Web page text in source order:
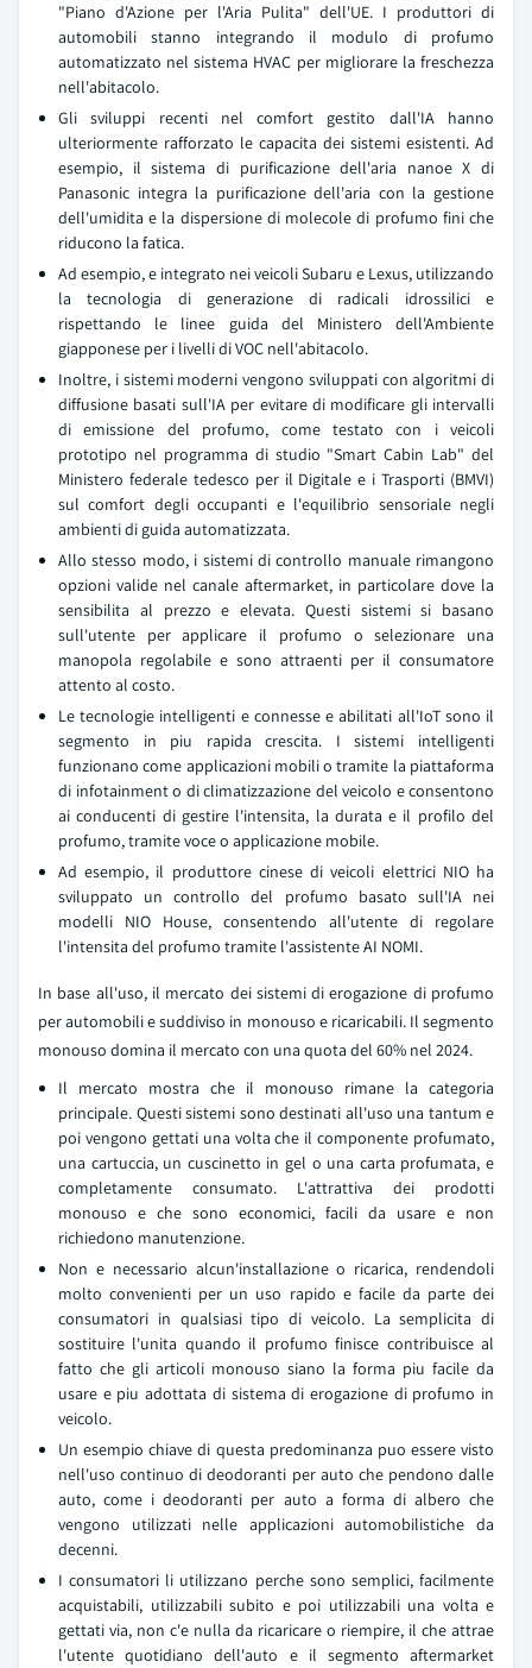
"Piano d'Azione per l'Aria Pulita" dell'UE. I produttori di
automobili stanno integrando il modulo di profumo
automatizzato nel sistema HVAC per migliorare la freschezza
nell'abitacolo.
Gli sviluppi recenti nel comfort gestito dall'IA hanno
ulteriormente rafforzato le capacita dei sistemi esistenti. Ad
esempio, il sistema di purificazione dell'aria nanoe X di
Panasonic integra la purificazione dell'aria con la gestione
dell'umidita e la dispersione di molecole di profumo fini che
riducono la fatica.
Ad esempio, e integrato nei veicoli Subaru e Lexus, utilizzando
la tecnologia di generazione di radicali idrossilici e
rispettando le linee guida del Ministero dell'Ambiente
giapponese per i livelli di VOC nell'abitacolo.
Inoltre, i sistemi moderni vengono sviluppati con algoritmi di
diffusione basati sull'IA per evitare di modificare gli intervalli
di emissione del profumo, come testato con i veicoli
prototipo nel programma di studio "Smart Cabin Lab" del
Ministero federale tedesco per il Digitale e i Trasporti (BMVI)
sul comfort degli occupanti e l'equilibrio sensoriale negli
ambienti di guida automatizzata.
Allo stesso modo, i sistemi di controllo manuale rimangono
opzioni valide nel canale aftermarket, in particolare dove la
sensibilita al prezzo e elevata. Questi sistemi si basano
sull'utente per applicare il profumo o selezionare una
manopola regolabile e sono attraenti per il consumatore
attento al costo.
Le tecnologie intelligenti e connesse e abilitati all'IoT sono il
segmento in piu rapida crescita. I sistemi intelligenti
funzionano come applicazioni mobili o tramite la piattaforma
di infotainment o di climatizzazione del veicolo e consentono
ai conducenti di gestire l'intensita, la durata e il profilo del
profumo, tramite voce o applicazione mobile.
Ad esempio, il produttore cinese di veicoli elettrici NIO ha
sviluppato un controllo del profumo basato sull'IA nei
modelli NIO House, consentendo all'utente di regolare
l'intensita del profumo tramite l'assistente AI NOMI.
In base all'uso, il mercato dei sistemi di erogazione di profumo
per automobili e suddiviso in monouso e ricaricabili. Il segmento
monouso domina il mercato con una quota del 60% nel 2024.
Il mercato mostra che il monouso rimane la categoria
principale. Questi sistemi sono destinati all'uso una tantum e
poi vengono gettati una volta che il componente profumato,
una cartuccia, un cuscinetto in gel o una carta profumata, e
completamente consumato. L'attrattiva dei prodotti
monouso e che sono economici, facili da usare e non
richiedono manutenzione.
Non e necessario alcun'installazione o ricarica, rendendoli
molto convenienti per un uso rapido e facile da parte dei
consumatori in qualsiasi tipo di veicolo. La semplicita di
sostituire l'unita quando il profumo finisce contribuisce al
fatto che gli articoli monouso siano la forma piu facile da
usare e piu adottata di sistema di erogazione di profumo in
veicolo.
Un esempio chiave di questa predominanza puo essere visto
nell'uso continuo di deodoranti per auto che pendono dalle
auto, come i deodoranti per auto a forma di albero che
vengono utilizzati nelle applicazioni automobilistiche da
decenni.
I consumatori li utilizzano perche sono semplici, facilmente
acquistabili, utilizzabili subito e poi utilizzabili una volta e
gettati via, non c'e nulla da ricaricare o riempire, il che attrae
l'utente quotidiano dell'auto e il segmento aftermarket